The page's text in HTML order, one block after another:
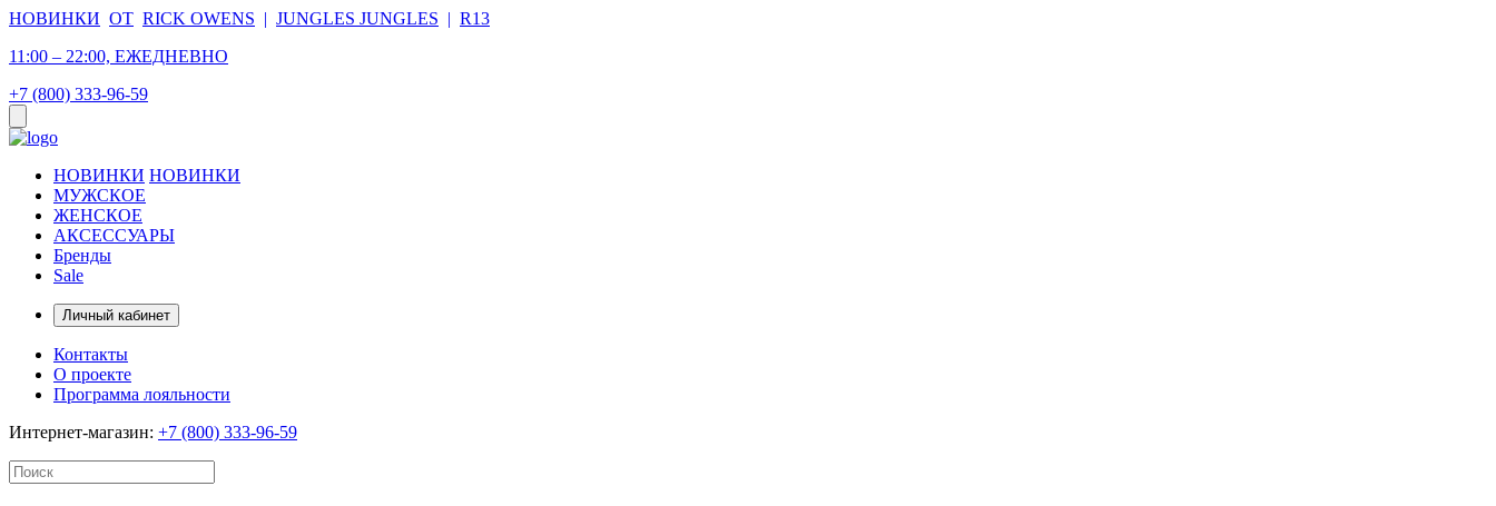
НОВИНКИ ОТ RICK OWENS | JUNGLES JUNGLES | R13
11:00 – 22:00, ЕЖЕДНЕВНО
+7 (800) 333-96-59
НОВИНКИ НОВИНКИ
МУЖСКОЕ
ЖЕНСКОЕ
АКСЕССУАРЫ
Бренды
Sale
Личный кабинет
Контакты
О проекте
Программа лояльности
Интернет-магазин: +7 (800) 333-96-59